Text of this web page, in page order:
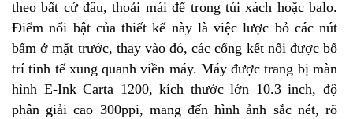
theo bất cứ đâu, thoải mái để trong túi xách hoặc balo.
Điểm nổi bật của thiết kế này là việc lược bỏ các nút
bấm ở mặt trước, thay vào đó, các cổng kết nối được bố
trí tinh tế xung quanh viền máy. Máy được trang bị màn
hình E-Ink Carta 1200, kích thước lớn 10.3 inch, độ
phân giải cao 300ppi, mang đến hình ảnh sắc nét, rõ